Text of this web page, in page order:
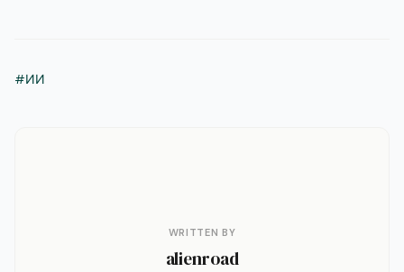
#ИИ
WRITTEN BY
alienroad